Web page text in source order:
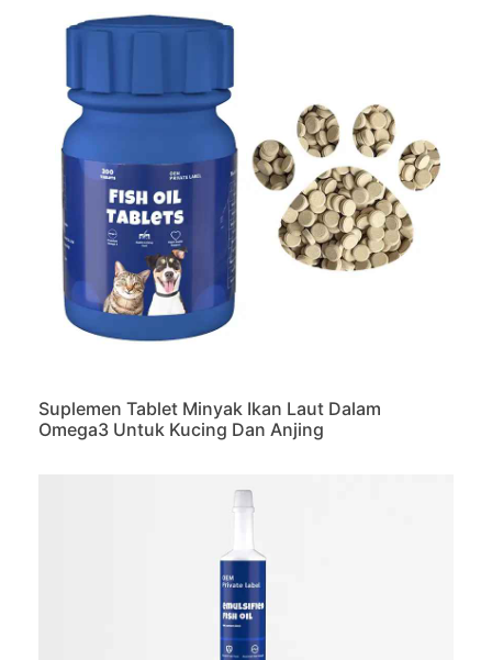
Suplemen Tablet Minyak Ikan Laut Dalam
Omega3 Untuk Kucing Dan Anjing